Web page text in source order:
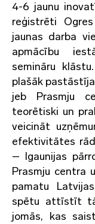
4-6 jaunu
reģistrēti
jaunas darba
apmācību
semināru
plašāk
jeb Prasmju
teorētiski un
veicināt
efektivitātes
– Igaunijas
Prasmju centra
pamatu
spētu attīstīt
jomās, kas